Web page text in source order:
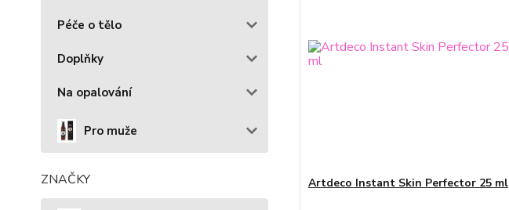
Péče o tělo
Doplňky
Na opalování
Pro muže
ZNAČKY Artdeco Instant Skin Perfector 25 ml